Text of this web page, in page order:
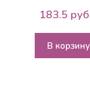
183.5
В корзину